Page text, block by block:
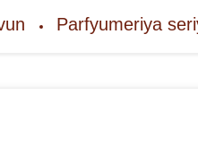
Parfyumeriya